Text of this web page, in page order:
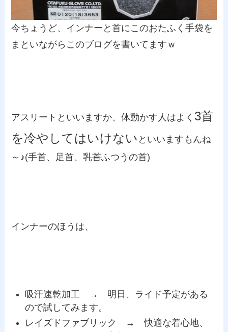
今ちょうど、インナーと首にこのおたふく手袋を
まといながらこのブログを書いてますｗ
アスリートといいますか、体動かす人はよく 3首
を冷やしてはいけない といいますもんね
～♪(手首、足首、乳首ふつうの首)
インナーのほうは、
吸汗速乾加工 → 明日、ライド予定がある
ので試してみます。
レイズドファブリック → 快適な着心地、